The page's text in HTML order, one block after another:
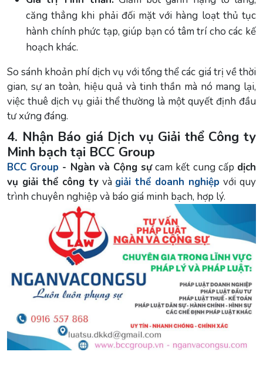
căng thẳng khi phải đối mặt với hàng loạt thủ tục
hành chính phức tạp, giúp bạn có tâm trí cho các kế
hoạch khác.
So sánh khoản phí dịch vụ với tổng thể các giá trị về thời
gian, sự an toàn, hiệu quả và tinh thần mà nó mang lại,
việc thuê dịch vụ giải thể thường là một quyết định đầu
tư xứng đáng.
4. Nhận Báo giá Dịch vụ Giải thể Công ty
Minh bạch tại BCC Group
BCC Group - Ngàn và Cộng sựcam kết cung cấp dịch
vụ giải thể công tyvà giải thể doanh nghiệp với quy
trình chuyên nghiệp và báo giá minh bạch, hợp lý.